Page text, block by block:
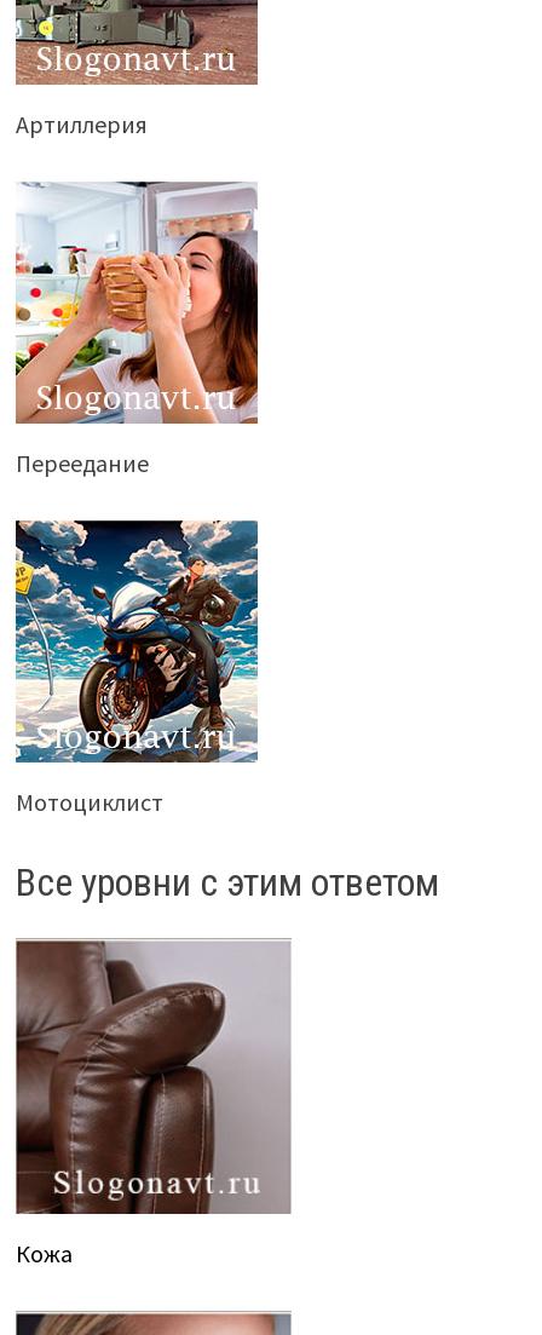
Артиллерия
Переедание
Мотоциклист
Все уровни с этим ответом
Кожа